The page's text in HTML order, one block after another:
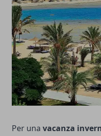
Per una vacanza